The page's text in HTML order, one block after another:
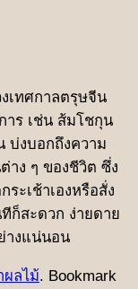
เทศกาลตรุษจีน
าร เช่น ส้มโชกุน
บ่งบอกถึงความ
าง ๆ ของชีวิต ซึ่ง
ะเช้าเองหรือสั่ง
ก็สะดวก ง่ายดาย
างแน่นอน
ผลไม้. Bookmark